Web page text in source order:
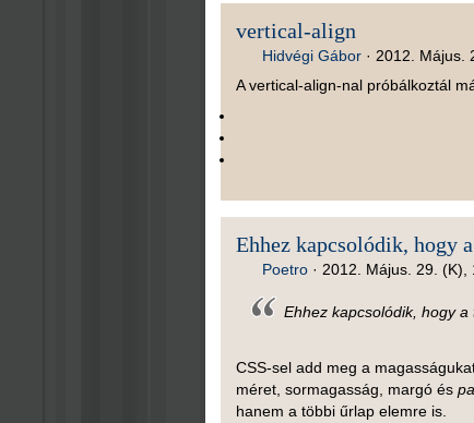
vertical-align
Hidvégi Gábor· 2012. Május.
A vertical-align-nal próbálkoztál
Ehhez kapcsolódik, hogy a
Poetro· 2012. Május. 29. (K),
Ehhez kapcsolódik, hogy
CSS-sel add meg a
méret, sormagasság, margó és
hanem a többi űrlap elemre is.